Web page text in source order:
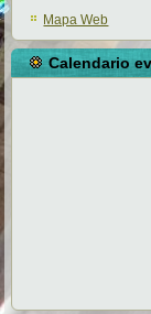
Mapa Web
Calendario